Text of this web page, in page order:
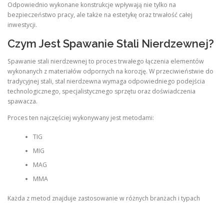
Odpowiednio wykonane konstrukcje wpływają nie tylko na
bezpieczeństwo pracy, ale także na estetykę oraz trwałość całej
inwestycji.
Czym Jest Spawanie Stali Nierdzewnej?
Spawanie stali nierdzewnej to proces trwałego łączenia elementów
wykonanych z materiałów odpornych na korozję. W przeciwieństwie do
tradycyjnej stali, stal nierdzewna wymaga odpowiedniego podejścia
technologicznego, specjalistycznego sprzętu oraz doświadczenia
spawacza.
Proces ten najczęściej wykonywany jest metodami:
TIG
MIG
MAG
MMA
Każda z metod znajduje zastosowanie w różnych branżach i typach